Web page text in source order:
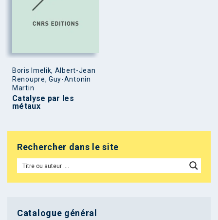
Boris Imelik, Albert-Jean
Renoupre, Guy-Antonin
Martin
Catalyse par les
métaux
Rechercher dans le site
Catalogue général